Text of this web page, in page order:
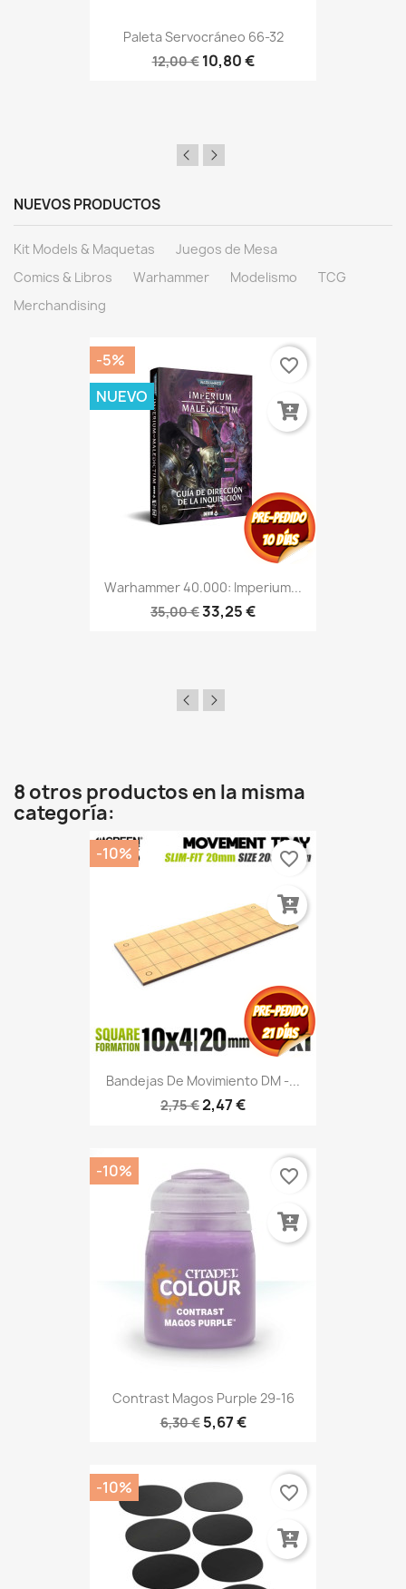
Paleta Servocráneo 66-32
12,00 € 10,80 €
NUEVOS PRODUCTOS
Kit Models & Maquetas
Juegos de Mesa
Comics & Libros
Warhammer Modelismo
TCG
Merchandising
Warhammer 40.000: Imperium...
35,00 €33,25 €
-5%
NUEVO
favorite_border
8 otros productos en la misma
categoría:
Bandejas De Movimiento DM -...
2,75 €2,47 €
-10% favorite_border
Contrast Magos Purple 29-16
6,30 € 5,67 €
-10% favorite_border
-10% favorite_border